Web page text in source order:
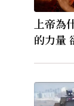
上帝為
的力量